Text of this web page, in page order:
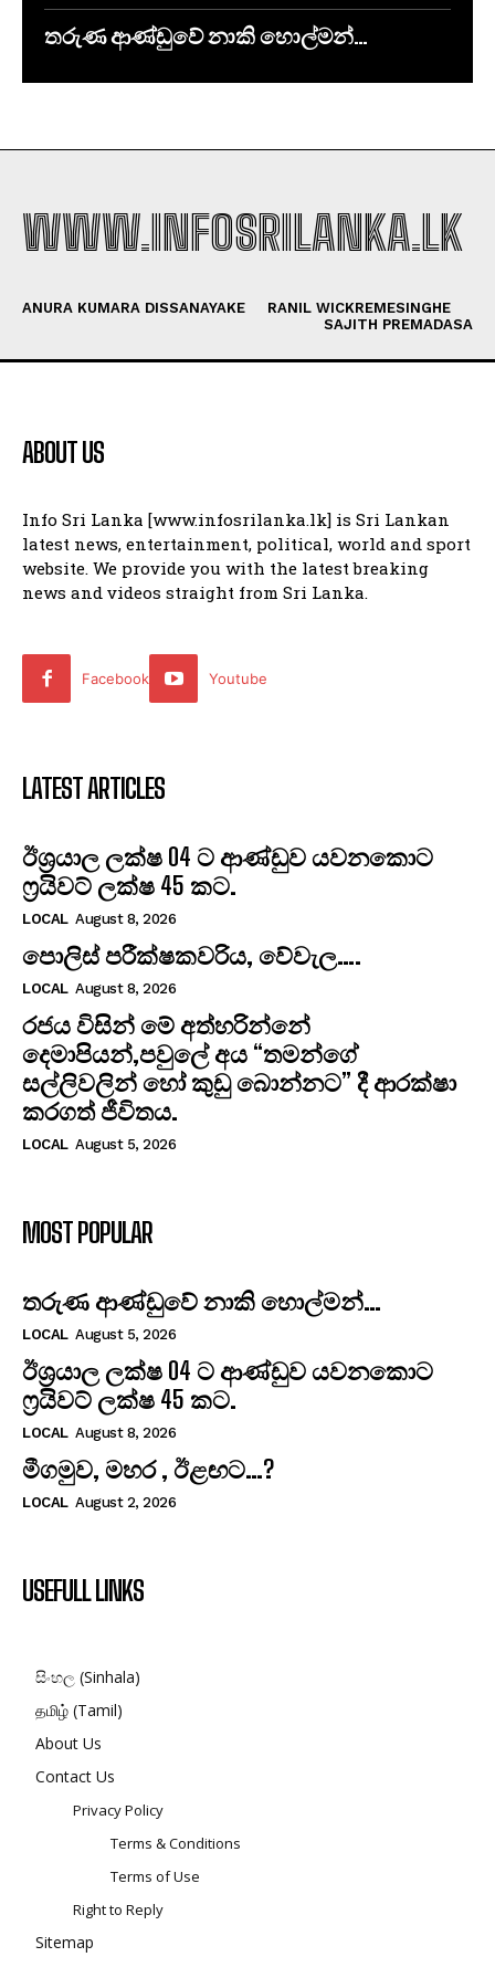
තරුණ ආණ්ඩුවේ නාකි හොල්මන්…
WWW.INFOSRILANKA.LK
ANURA KUMARA DISSANAYAKE
RANIL WICKREMESINGHE
SAJITH PREMADASA
ABOUT US
Info Sri Lanka [www.infosrilanka.lk] is Sri Lankan
latest news, entertainment, political, world and sport
website. We provide you with the latest breaking
news and videos straight from Sri Lanka.
Facebook Youtube
LATEST ARTICLES
ඊශ්‍රයාල ලක්ෂ 04 ට ආණ්ඩුව යවනකොට
ෆ්‍රයිවට් ලක්ෂ 45 කට.
LOCAL August 8, 2026
පොලිස් පරීක්ෂකවරිය, වේවැල….
LOCAL August 8, 2026
රජය විසින් මේ අත්හරින්නේ
දෙමාපියන්,පවුලේ අය “තමන්ගේ
සල්ලිවලින් හෝ කුඩු බොන්නට” දී ආරක්ෂා
කරගත් ජීවිතය.
LOCAL August 5, 2026
MOST POPULAR
තරුණ ආණ්ඩුවේ නාකි හොල්මන්…
LOCAL August 5, 2026
ඊශ්‍රයාල ලක්ෂ 04 ට ආණ්ඩුව යවනකොට
ෆ්‍රයිවට් ලක්ෂ 45 කට.
LOCAL August 8, 2026
මීගමුව, මහර , ඊළඟට…?
LOCAL August 2, 2026
USEFULL LINKS
සිංහල (Sinhala)
தமிழ் (Tamil)
About Us
Contact Us
Privacy Policy
Terms & Conditions
Terms of Use
Right to Reply
Sitemap